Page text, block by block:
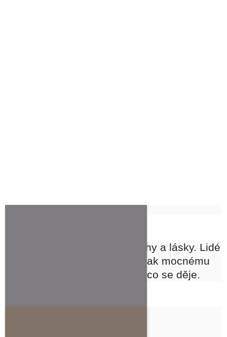
Byla to vzájemná výměna něhy a lásky. Lidé
stojící poblíž nemohli odolat tak mocnému
spojení, a tak začali natáčet, co se děje.